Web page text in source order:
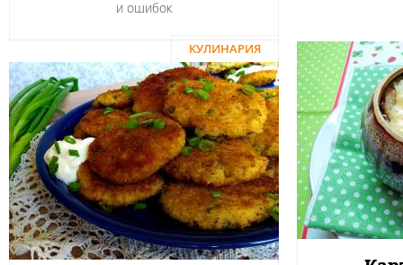
и ошибок
КУЛИНАРИЯ